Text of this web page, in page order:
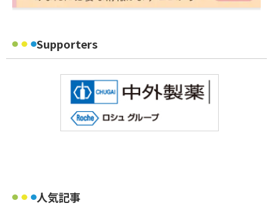
Supporters
人気記事